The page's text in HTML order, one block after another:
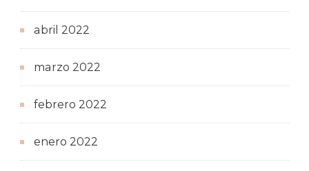
abril 2022
marzo 2022
febrero 2022
enero 2022